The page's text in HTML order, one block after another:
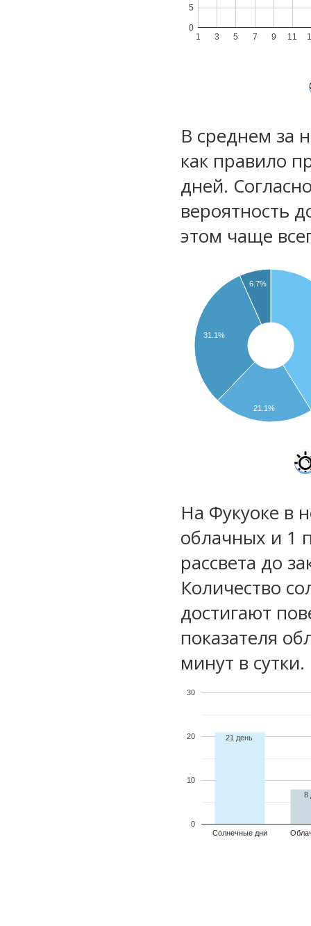
1 3 5 7 9 11
0
5
В среднем за
как правило
дней.
вероятность
этом чаще
6.7%
31.1%
21.1%
На Фукуоке в
облачных и 1
рассвета до
Количество
достигают
показателя
минут в сутки.
Солнечные дни
0
10
20
30
21 день
8